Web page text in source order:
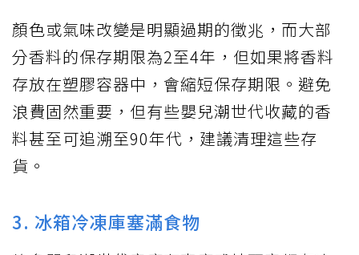
顏色或氣味改變是明顯過期的徵兆，而大部
分香料的保存期限為2至4年，但如果將香料
存放在塑膠容器中，會縮短保存期限。避免
浪費固然重要，但有些嬰兒潮世代收藏的香
料甚至可追溯至90年代，建議清理這些存
貨。
3. 冰箱冷凍庫塞滿食物